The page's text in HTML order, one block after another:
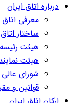
درباره اتاق ایران
معرفی اتاق
ساختار
هیئت رئیسه
هیئت
شورای
قوانین و